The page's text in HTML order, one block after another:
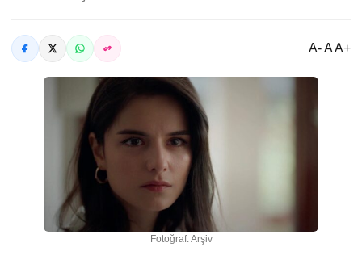
A- A A+
Fotoğraf: Arşiv